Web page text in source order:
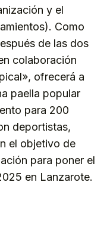
y el
Como
de las dos
colaboración
ofrecerá a
paella popular
para 200
deportistas,
el objetivo de
para poner el
en Lanzarote.